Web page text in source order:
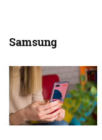
Samsung